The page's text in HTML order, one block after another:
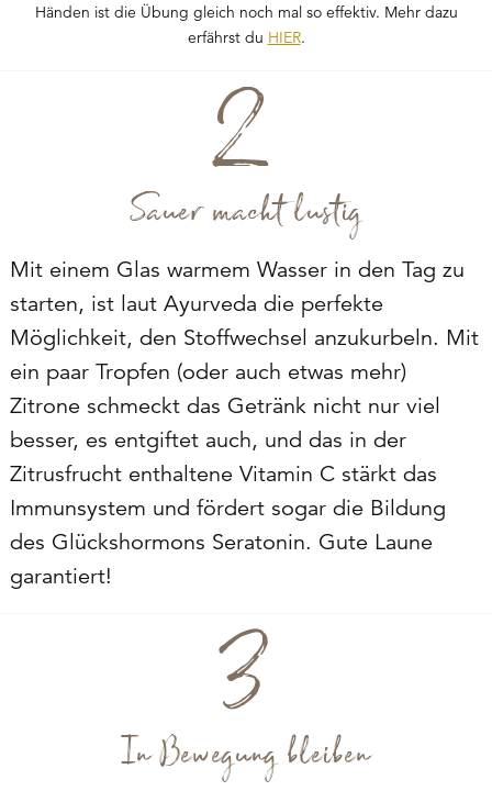
Händen ist die Übung gleich noch mal so effektiv. Mehr dazu
erfährst du HIER.
Sauer macht lustig
Mit einem Glas warmem Wasser in den Tag zu
starten, ist laut Ayurveda die perfekte
Möglichkeit, den Stoffwechsel anzukurbeln. Mit
ein paar Tropfen (oder auch etwas mehr)
Zitrone schmeckt das Getränk nicht nur viel
besser, es entgiftet auch, und das in der
Zitrusfrucht enthaltene Vitamin C stärkt das
Immunsystem und fördert sogar die Bildung
des Glückshormons Seratonin. Gute Laune
garantiert!
In Bewegung bleiben